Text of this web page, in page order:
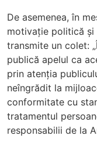
De asemenea, în
motivație politică și
transmite un colet:
publică apelul ca
prin atenția
neîngrădit la
conformitate cu
tratamentul
responsabilii de la